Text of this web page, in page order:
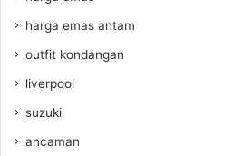
harga emas antam
outfit kondangan
liverpool
suzuki
ancaman